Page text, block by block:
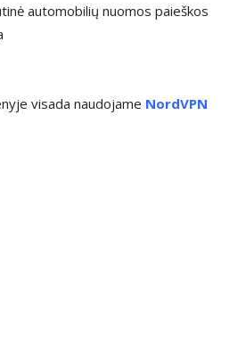
automobilių nuomos paieškos
visada naudojame NordVPN